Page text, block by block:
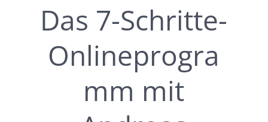
Das 7-Schritte-
Onlineprogra
mm mit